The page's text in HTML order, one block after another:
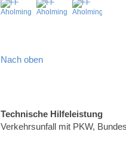
Nach oben
Technische Hilfeleistung
Verkehrsunfall mit PKW,